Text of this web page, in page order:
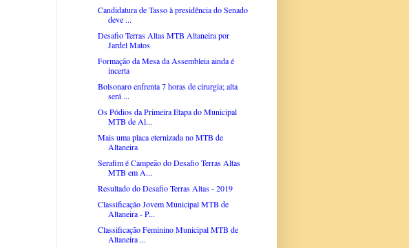
Candidatura de Tasso à presidência do Senado
deve ...
Desafio Terras Altas MTB Altaneira por
Jardel Matos
Formação da Mesa da Assembleia ainda é
incerta
Bolsonaro enfrenta 7 horas de cirurgia; alta
será ...
Os Pódios da Primeira Etapa do Municipal
MTB de Al...
Mais uma placa eternizada no MTB de
Altaneira
Serafim é Campeão do Desafio Terras Altas
MTB em A...
Resultado do Desafio Terras Altas - 2019
Classificação Jovem Municipal MTB de
Altaneira - P...
Classificação Feminino Municipal MTB de
Altaneira ...